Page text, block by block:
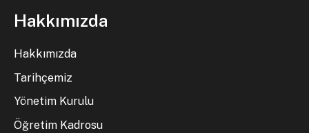
Hakkımızda
Hakkımızda
Tarihçemiz
Yönetim Kurulu
Öğretim Kadrosu